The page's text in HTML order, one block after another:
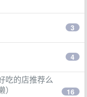
3
4
吃的店推荐么
16